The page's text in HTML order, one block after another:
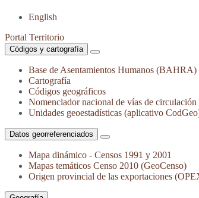
English
Portal Territorio
Códigos y cartografía
Base de Asentamientos Humanos (BAHRA)
Cartografía
Códigos geográficos
Nomenclador nacional de vías de circulación
Unidades geoestadísticas (aplicativo
Datos georreferenciados
Mapa dinámico - Censos 1991 y 2001
Mapas temáticos Censo 2010 (GeoCenso)
Origen provincial de las exportaciones